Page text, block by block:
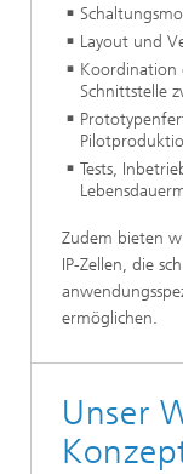
Layout und
Koordination
Schnittstelle
Tests,
Zudem bieten
IP-Zellen, die
ermöglichen.
Unser